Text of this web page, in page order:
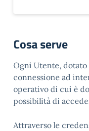
Cosa serve
Ogni Utente, dotato
connessione ad
operativo di cui è
possibilità di
Attraverso le